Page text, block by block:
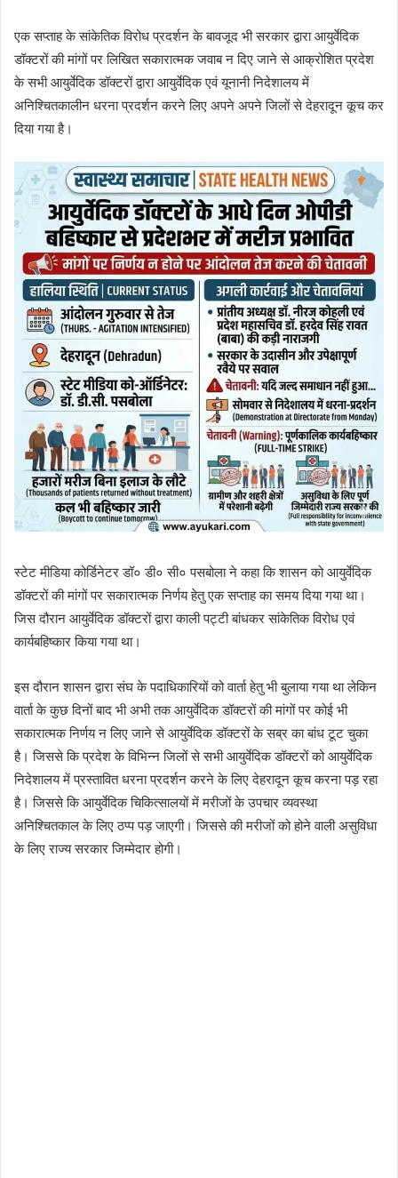
एक सप्ताह के सांकेतिक विरोध प्रदर्शन के बावजूद भी सरकार द्वारा आयुर्वेदिक
डॉक्टरों की मांगों पर लिखित सकारात्मक जवाब न दिए जाने से आक्रोशित प्रदेश
के सभी आयुर्वेदिक डॉक्टरों द्वारा आयुर्वेदिक एवं यूनानी निदेशालय में
अनिश्चितकालीन धरना प्रदर्शन करने लिए अपने अपने जिलों से देहरादून कूच कर
दिया गया है।
स्टेट मीडिया कोर्डिनेटर डॉ० डी० सी० पसबोला ने कहा कि शासन को आयुर्वेदिक
डॉक्टरों की मांगों पर सकारात्मक निर्णय हेतु एक सप्ताह का समय दिया गया था।
जिस दौरान आयुर्वेदिक डॉक्टरों द्वारा काली पट्टी बांधकर सांकेतिक विरोध एवं
कार्यबहिष्कार किया गया था।
इस दौरान शासन द्वारा संघ के पदाधिकारियों को वार्ता हेतु भी बुलाया गया था लेकिन
वार्ता के कुछ दिनों बाद भी अभी तक आयुर्वेदिक डॉक्टरों की मांगों पर कोई भी
सकारात्मक निर्णय न‌ लिए जाने से आयुर्वेदिक डॉक्टरों के सब्र का बांध टूट चुका
है। जिससे कि प्रदेश के विभिन्न जिलों से सभी आयुर्वेदिक डॉक्टरों को आयुर्वेदिक
निदेशालय में प्रस्तावित धरना प्रदर्शन करने के लिए देहरादून कूच करना पड़ रहा
है। जिससे कि आयुर्वेदिक चिकित्सालयों में मरीजों के उपचार व्यवस्था
अनिश्चितकाल के लिए ठप्प पड़ जाएगी। जिससे की मरीजों को होने वाली असुविधा
के लिए राज्य सरकार जिम्मेदार होगी।